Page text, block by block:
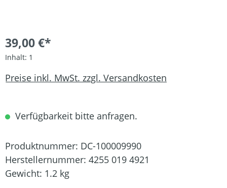
39,00 €*
Inhalt: 1
Preise inkl. MwSt. zzgl. Versandkosten
Verfügbarkeit bitte anfragen.
Produktnummer: DC-100009990
Herstellernummer: 4255 019 4921
Gewicht: 1.2 kg